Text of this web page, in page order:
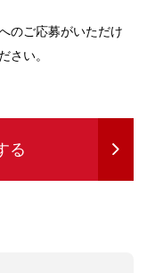
のご応募がいただけ
さい。
る